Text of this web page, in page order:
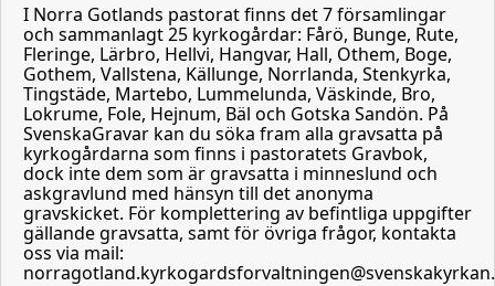
I Norra Gotlands pastorat finns det 7 församlingar
och sammanlagt 25 kyrkogårdar: Fårö, Bunge, Rute,
Fleringe, Lärbro, Hellvi, Hangvar, Hall, Othem, Boge,
Gothem, Vallstena, Källunge, Norrlanda, Stenkyrka,
Tingstäde, Martebo, Lummelunda, Väskinde, Bro,
Lokrume, Fole, Hejnum, Bäl och Gotska Sandön. På
SvenskaGravar kan du söka fram alla gravsatta på
kyrkogårdarna som finns i pastoratets Gravbok,
dock inte dem som är gravsatta i minneslund och
askgravlund med hänsyn till det anonyma
gravskicket. För komplettering av befintliga uppgifter
gällande gravsatta, samt för övriga frågor, kontakta
oss via mail: